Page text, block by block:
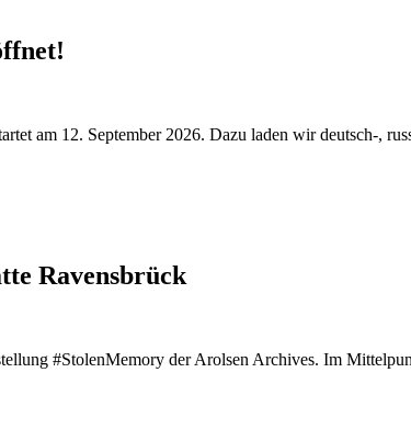
am 12. September 2026. Dazu laden wir deutsch-,
Ravensbrück
#StolenMemory der Arolsen Archives. Im